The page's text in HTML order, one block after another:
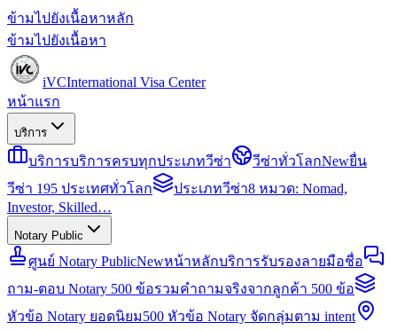
ข้ามไปยังเนื้อหาหลัก
ข้ามไปยังเนื้อหา
iVCInternational Visa Center
หน้าแรก
บริการ
บริการบริการครบทุกประเภทวีซ่า วีซ่าทั่วโลกNewยื่น
วีซ่า 195 ประเทศทั่วโลก
ประเภทวีซ่า8 หมวด: Nomad,
Investor, Skilled…
Notary Public
ศูนย์ Notary PublicNewหน้าหลักบริการรับรองลายมือชื่อ
ถาม-ตอบ Notary 500 ข้อรวมคำถามจริงจากลูกค้า 500 ข้อ
หัวข้อ Notary ยอดนิยม500 หัวข้อ Notary จัดกลุ่มตาม intent